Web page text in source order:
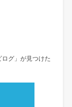
グ」が見つけた